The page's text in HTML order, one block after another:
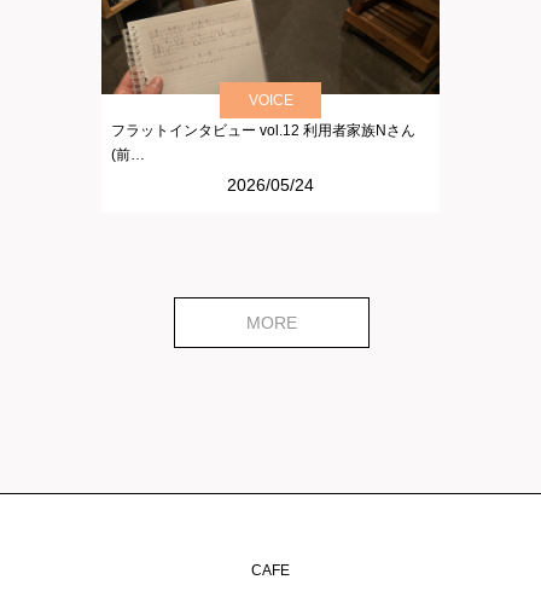
VOICE
フラットインタビュー vol.12 利用者家族Nさん
(前…
2026/05/24
MORE
CAFE